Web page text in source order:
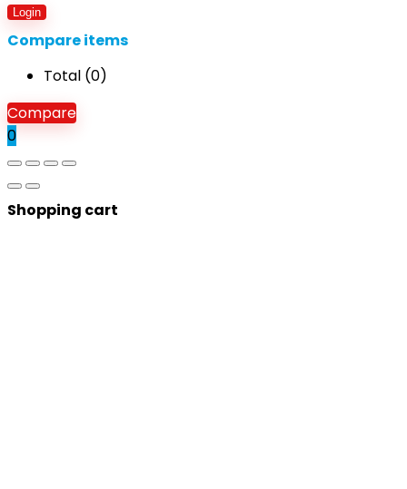
Login
Compare items
Total (0)
Compare
0
Shopping cart